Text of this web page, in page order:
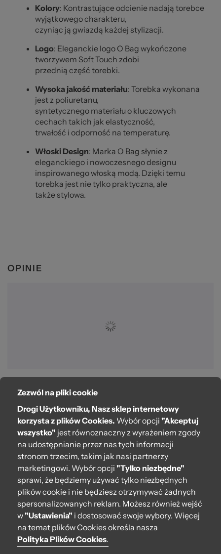
Kolory: Kontrastujące odcienie nadają torebce
wyjątkowego charakteru,
czyniąc ją gwiazdą każdej stylizacji.
Logo: Eleganckie logo O Bag wykończone
tworzywem Soft Touch zdobi
przednią część torebki.
Wysoka jakość materiału: Torebka wykonana
jest z poliuretanu,
syntetycznego materiału o kluczowych
cechach takich jak elastyczność,
trwałość i odporność na temperaturę.
Włoski Design: Marka O Bag słynie z
eleganckiego i nowoczesnego designu
inspirowanego włoską modą. Dzięki temu
torebka jest nie tylko praktyczna, ale
także stylowa.
OPINIE
O bag
Pomoc
Moje O bag
Kontakt
222 571 414
bok@obagstore.pl
WhatsApp O bag Polska
Pon.-pt. w godz 08:00 - 16:00
Obserwuj nas
Zezwól na pliki cookie
Drogi Użytkowniku, Nasz sklep internetowy
korzysta z plików Cookies. Wybór opcji "Akceptuj
wszystko" jest równoznaczny z wyrażeniem zgody
na udostępnianie przez nas tych informacji
stronom trzecim, takim jak nasi partnerzy
marketingowi. Wybór opcji "Tylko niezbędne"
sprawi, że będziemy używać tylko niezbędnych
plików cookie i nie będziesz otrzymywać żadnych
spersonalizowanych reklam. Możesz również wejść
w"Ustawienia" i dostosować swoje wybory. Więcej
na temat plików Cookies określa nasza
Polityka Plików Cookies.